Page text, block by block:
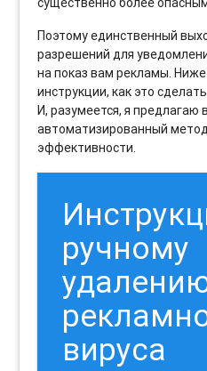
Поэтому единственный
разрешений для
на показ вам рекламы.
инструкции, как это
И, разумеется, я предлагаю
автоматизированный
эффективности.
ручному
вируса